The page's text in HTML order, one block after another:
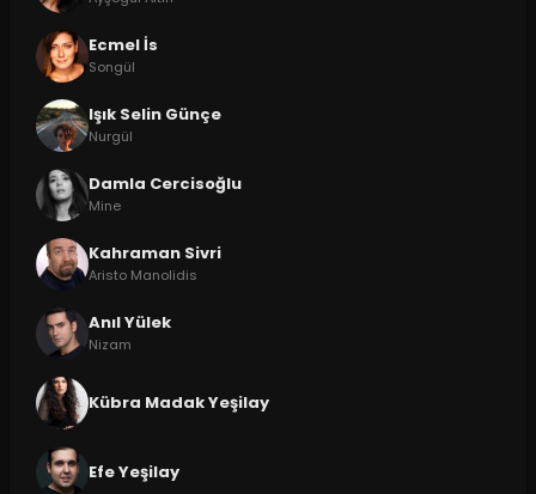
Ecmel İs
Songül
Işık Selin Günçe
Nurgül
Damla Cercisoğlu
Mine
Kahraman Sivri
Aristo Manolidis
Anıl Yülek
Nizam
Kübra Madak Yeşilay
Efe Yeşilay